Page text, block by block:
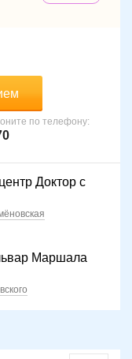
по телефону:
Доктор с
Маршала